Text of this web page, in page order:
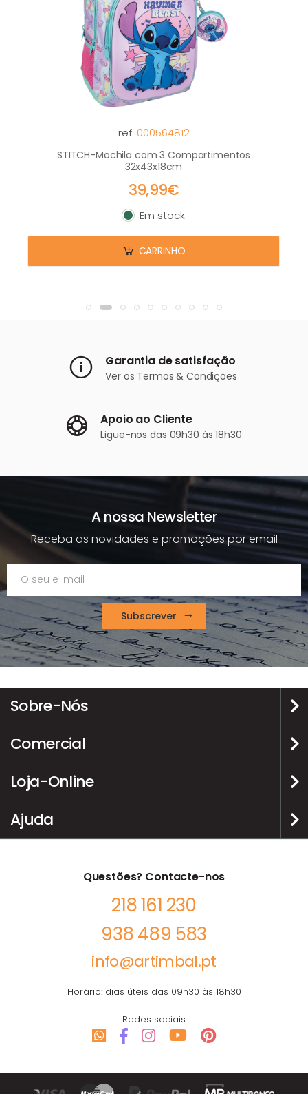
ref: 000564812
STITCH-Mochila com 3 Compartimentos
32x43x18cm
39,99€
Em stock
Em stock
CARRINHO
Garantia de satisfação
Ver os Termos & Condições
Apoio ao Cliente
Ligue-nos das 09h30 às 18h30
A nossa Newsletter
Receba as novidades e promoções por email
Subscrever
Sobre-Nós
Comercial
Loja-Online
Ajuda
Questões? Contacte-nos
218 161 230
938 489 583
info@artimbal.pt
Horário: dias úteis das 09h30 às 18h30
Redes sociais